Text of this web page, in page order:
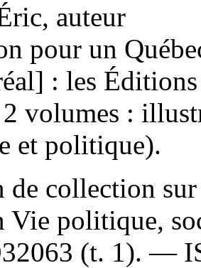
auteur
pour un
: les Éditions
volumes :
et politique).
collection
Vie politique,
(t. 1). —